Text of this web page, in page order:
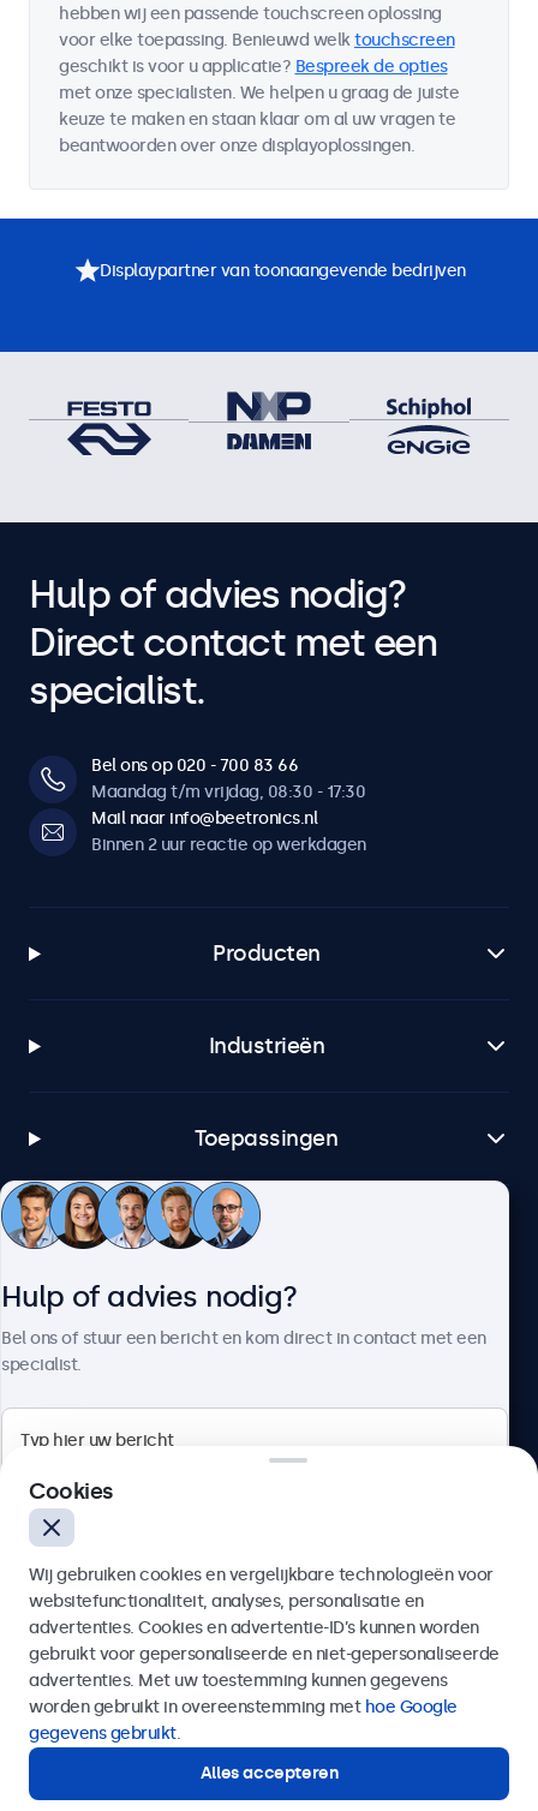
hebben wij een passende touchscreen oplossing
voor elke toepassing. Benieuwd welktouchscreen
geschikt is voor u applicatie? Bespreek de opties
met onze specialisten. We helpen u graag de juiste
keuze te maken en staan klaar om al uw vragen te
beantwoorden over onze displayoplossingen.
Displaypartner van toonaangevende bedrijven
Hulp of advies nodig?
Direct contact met een
specialist.
Bel ons op 020 - 700 83 66
Maandag t/m vrijdag, 08:30 - 17:30
Mail naar info@beetronics.nl
Binnen 2 uur reactie op werkdagen
Producten
Industrieën
Toepassingen
Klantenservice
4.8/5 door 5000+ bedrijven
Nederlands
Hulp of advies nodig?
Bel ons of stuur een bericht en kom direct in contact met een
specialist.
Verzenden
Of bel ons op
Hulp of advies nodig?
Direct contact met een specialist.
Cookies
Wij gebruiken cookies en vergelijkbare technologieën voor
websitefunctionaliteit, analyses, personalisatie en
advertenties. Cookies en advertentie-ID’s kunnen worden
gebruikt voor gepersonaliseerde en niet-gepersonaliseerde
advertenties. Met uw toestemming kunnen gegevens
worden gebruikt in overeenstemming met hoe Google
gegevens gebruikt.
Alles accepteren